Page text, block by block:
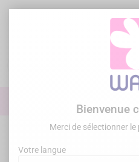
Inserts à
ultrasons
Compat. EMS® WOODPECKER®
Bienvenue
Merci de sélectionner le
Votre langue